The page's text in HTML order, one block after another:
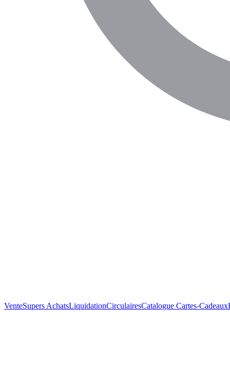
VenteSupers AchatsLiquidationCirculairesCatalogue Cartes-Cadeaux